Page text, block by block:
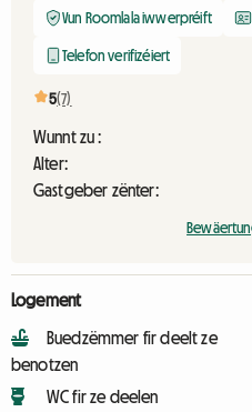
Vun Roomlala iwwerpréift
Telefon verifizéiert
5(7)
Wunnt zu :
Alter:
Gastgeber zënter:
Logement
Buedzëmmer fir deelt ze
benotzen
WC fir ze deelen